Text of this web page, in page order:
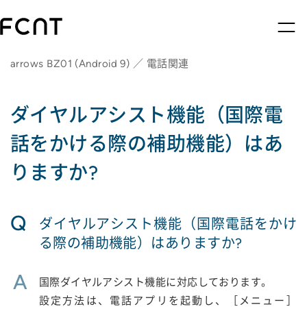
arrows BZ01 (Android 9) ／ 電話関連
ダイヤルアシスト機能（国際電
話をかける際の補助機能）はあ
りますか?
Q
ダイヤルアシスト機能（国際電話をかけ
る際の補助機能）はありますか?
A
国際ダイヤルアシスト機能に対応しております。
設定方法は、電話アプリを起動し、［メニュー］